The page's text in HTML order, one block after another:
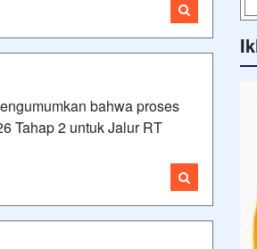
bahwa proses
Tahap 2 untuk Jalur RT